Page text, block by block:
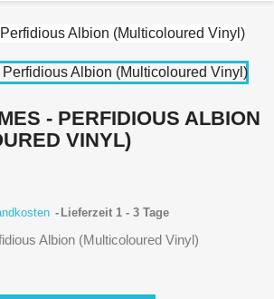
- PERFIDIOUS ALBION
VINYL)
Lieferzeit 1 - 3 Tage
Albion (Multicoloured Vinyl)